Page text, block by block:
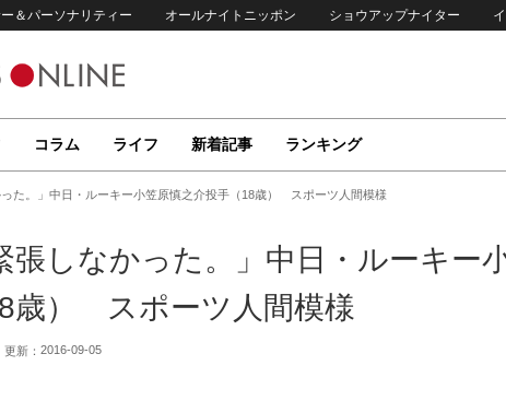
＆パーソナリティー オールナイトニッポン ショウアップナイター
コラム ライフ 新着記事 ランキング
った。」中日・ルーキー小笠原慎之介投手（18歳） スポーツ人間模様
張しなかった。」中日・ルーキー
歳） スポーツ人間模様
更新： 2016-09-05